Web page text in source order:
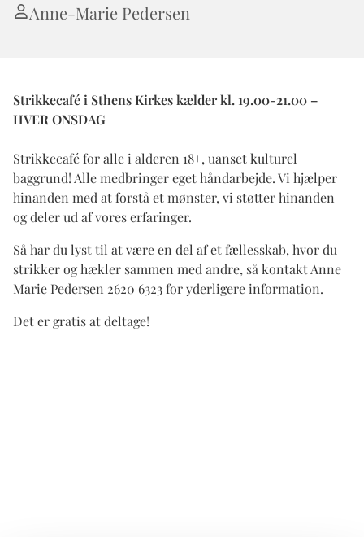
Anne-Marie Pedersen
Strikkecafé i Sthens Kirkes kælder kl. 19.00-21.00 –
HVER ONSDAG
Strikkecafé for alle i alderen 18+, uanset kulturel
baggrund! Alle medbringer eget håndarbejde. Vi hjælper
hinanden med at forstå et mønster, vi støtter hinanden
og deler ud af vores erfaringer.
Så har du lyst til at være en del af et fællesskab, hvor du
strikker og hækler sammen med andre, så kontakt Anne
Marie Pedersen 2620 6323 for yderligere information.
Det er gratis at deltage!